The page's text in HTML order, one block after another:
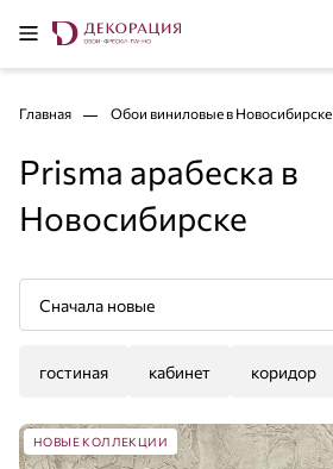
Главная Обои виниловые в Новосибирске
Prisma арабеска в
Новосибирске
Сначала новые
гостиная кабинет коридор
НОВЫЕ КОЛЛЕКЦИИ